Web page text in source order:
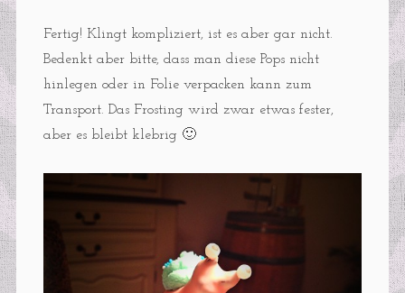
Fertig! Klingt kompliziert, ist es aber gar nicht.
Bedenkt aber bitte, dass man diese Pops nicht
hinlegen oder in Folie verpacken kann zum
Transport. Das Frosting wird zwar etwas fester,
aber es bleibt klebrig 🙂